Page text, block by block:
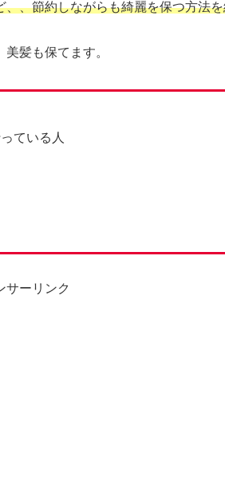
、節約しながらも綺麗を保つ方法
髪も保てます。
ている人
サーリンク